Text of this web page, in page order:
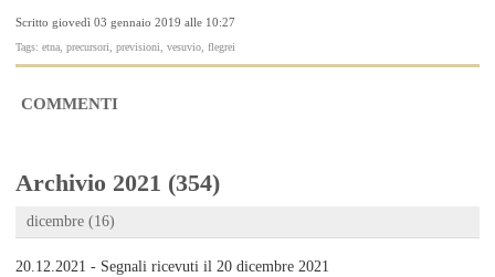
Scritto giovedì 03 gennaio 2019 alle 10:27
Tags: etna, precursori, previsioni, vesuvio, flegrei
COMMENTI
Archivio 2021 (354)
dicembre (16)
20.12.2021 - Segnali ricevuti il 20 dicembre 2021